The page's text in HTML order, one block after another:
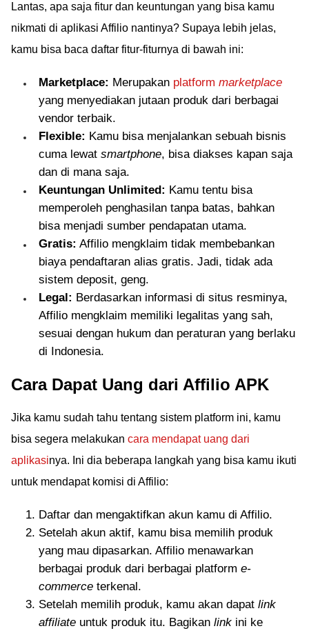
Lantas, apa saja fitur dan keuntungan yang bisa kamu
nikmati di aplikasi Affilio nantinya? Supaya lebih jelas,
kamu bisa baca daftar fitur-fiturnya di bawah ini:
Marketplace: Merupakan platform marketplace
yang menyediakan jutaan produk dari berbagai
vendor terbaik.
Flexible: Kamu bisa menjalankan sebuah bisnis
cuma lewat smartphone, bisa diakses kapan saja
dan di mana saja.
Keuntungan Unlimited: Kamu tentu bisa
memperoleh penghasilan tanpa batas, bahkan
bisa menjadi sumber pendapatan utama.
Gratis: Affilio mengklaim tidak membebankan
biaya pendaftaran alias gratis. Jadi, tidak ada
sistem deposit, geng.
Legal: Berdasarkan informasi di situs resminya,
Affilio mengklaim memiliki legalitas yang sah,
sesuai dengan hukum dan peraturan yang berlaku
di Indonesia.
Cara Dapat Uang dari Affilio APK
Jika kamu sudah tahu tentang sistem platform ini, kamu
bisa segera melakukan cara mendapat uang dari
aplikasinya. Ini dia beberapa langkah yang bisa kamu ikuti
untuk mendapat komisi di Affilio:
Daftar dan mengaktifkan akun kamu di Affilio.
Setelah akun aktif, kamu bisa memilih produk
yang mau dipasarkan. Affilio menawarkan
berbagai produk dari berbagai platform e-
commerce terkenal.
Setelah memilih produk, kamu akan dapat link
affiliate untuk produk itu. Bagikan link ini ke